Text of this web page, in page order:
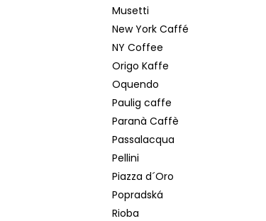
Musetti
New York Caffé
NY Coffee
Origo Kaffe
Oquendo
Paulig caffe
Paranà Caffè
Passalacqua
Pellini
Piazza d´Oro
Popradská
Rioba